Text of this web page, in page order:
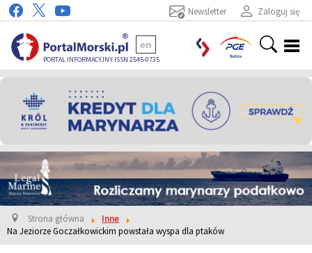
Zaloguj się
Newsletter
PORTAL INFORMACYJNY ISSN 2545-0735
en
Strona główna
Inne
Na Jeziorze Goczałkowickim powstała wyspa dla ptaków